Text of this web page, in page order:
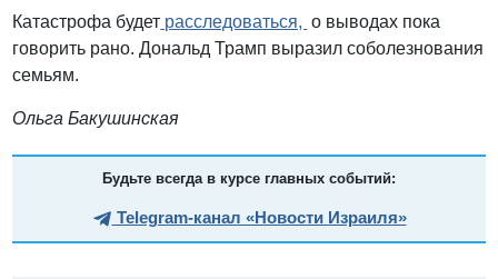
Катастрофа будет расследоваться, о выводах пока
говорить рано. Дональд Трамп выразил соболезнования
семьям.
Ольга Бакушинская
Будьте всегда в курсе главных событий:
Telegram-канал «Новости Израиля»